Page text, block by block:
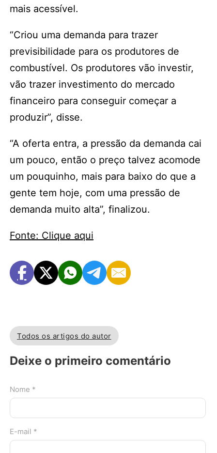
mais acessível.
“Criou uma demanda para trazer
previsibilidade para os produtores de
combustível. Os produtores vão investir,
vão trazer investimento do mercado
financeiro para conseguir começar a
produzir”, disse.
“A oferta entra, a pressão da demanda cai
um pouco, então o preço talvez acomode
um pouquinho, mais para baixo do que a
gente tem hoje, com uma pressão de
demanda muito alta”, finalizou.
Fonte: Clique aqui
Todos os artigos do autor
Deixe o primeiro comentário
Nome *
E-mail *